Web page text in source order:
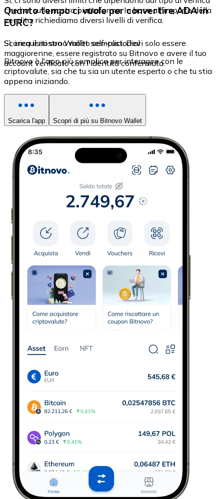
che hai sulla nostra piattaforma. In base all'importo della
vendita, richiediamo diversi livelli di verifica.
Quanto tempo ci vuole per convertire ADA in
EURC?
Sì, i requisiti sono molto semplici. Devi solo essere
maggiorenne, essere registrato su Bitnovo e avere il tuo
account verificato con l'identità confermata.
Scarica il nostro Wallet self-custodial
Bitnovo è l'app più semplice per interagire con le
criptovalute, sia che tu sia un utente esperto o che tu stia
appena iniziando.
Scarica l'app Scopri di più su Bitnovo Wallet